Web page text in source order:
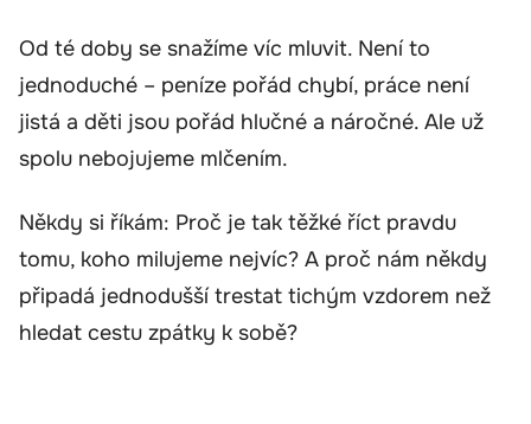
Od té doby se snažíme víc mluvit. Není to
jednoduché – peníze pořád chybí, práce není
jistá a děti jsou pořád hlučné a náročné. Ale už
spolu nebojujeme mlčením.
Někdy si říkám: Proč je tak těžké říct pravdu
tomu, koho milujeme nejvíc? A proč nám někdy
připadá jednodušší trestat tichým vzdorem než
hledat cestu zpátky k sobě?